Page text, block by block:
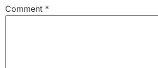
Comment *